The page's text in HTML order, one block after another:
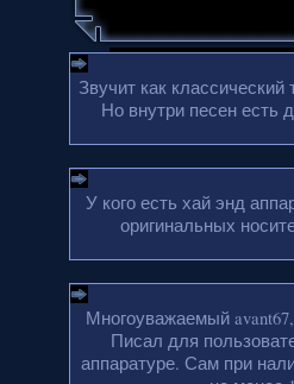
Звучит как
Но внутри песен есть
У кого есть хай энд
оригинальных
Многоуважаемый
Писал для
аппаратуре. Сам при